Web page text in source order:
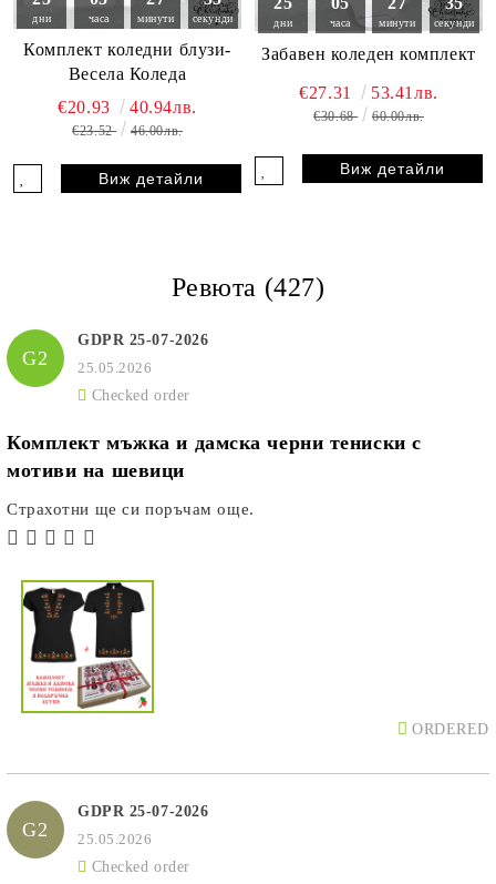
дни часа минути секунди
Комплект коледни блузи-
Весела Коледа
€20.93 40.94лв.
€23.52 46.00лв.
Виж детайли
дни часа минути секунди
Забавен коледен комплект
€27.31 53.41лв.
€30.68 60.00лв.
Виж детайли
Ревюта (427)
G2
GDPR 25-07-2026
25.05.2026
Checked order
Комплект мъжка и дамска черни тениски с
мотиви на шевици
Страхотни ще си поръчам още.
ORDERED
G2
GDPR 25-07-2026
25.05.2026
Checked order